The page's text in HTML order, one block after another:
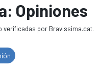
Opiniones
verificadas por Bravissima.cat.